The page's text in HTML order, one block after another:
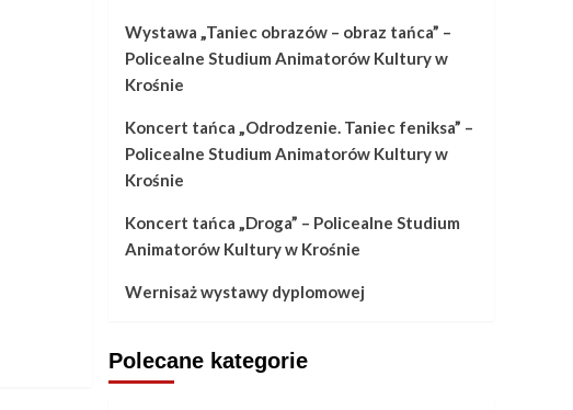
Wystawa „Taniec obrazów – obraz tańca” –
Policealne Studium Animatorów Kultury w
Krośnie
Koncert tańca „Odrodzenie. Taniec feniksa” –
Policealne Studium Animatorów Kultury w
Krośnie
Koncert tańca „Droga” – Policealne Studium
Animatorów Kultury w Krośnie
Wernisaż wystawy dyplomowej
Polecane kategorie